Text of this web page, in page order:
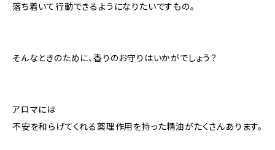
落ち着いて行動できるようになりたいですもの。
そんなときのために、香りのお守りはいかがでしょう？
アロマには
不安を和らげてくれる薬理作用を持った精油がたくさんあります。